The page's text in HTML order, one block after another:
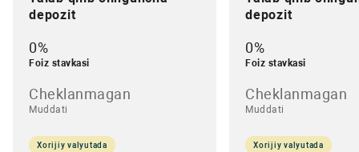
depozit
0%
Foiz stavkasi
Cheklanmagan
Muddati
Xorijiy valyutada
depozit
0%
Foiz stavkasi
Cheklanmagan
Muddati
Xorijiy valyutada